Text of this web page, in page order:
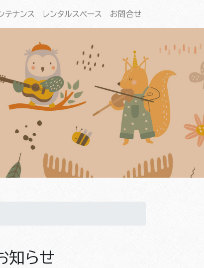
テナンス レンタルスペース お問合せ
知らせ